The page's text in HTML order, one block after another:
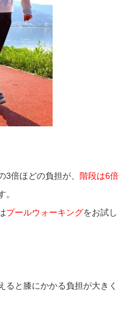
倍ほどの負担が、 階段は6倍
プールウォーキングをお試し
ると膝にかかる負担が大きく